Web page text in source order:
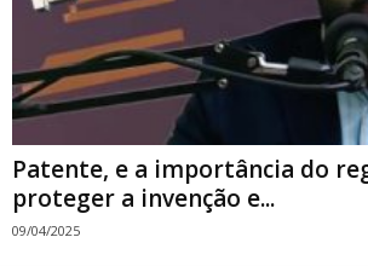
Patente, e a importância do
proteger a invenção e...
09/04/2025